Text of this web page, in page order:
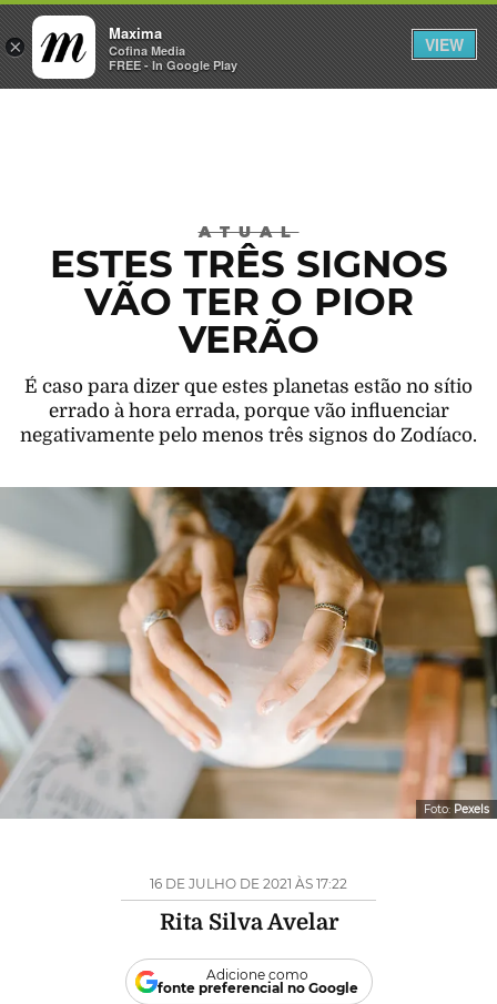
×
Maxima
Cofina Media
FREE - In Google Play
VIEW
INICIAR SESSÃO
ATUAL
ESTES TRÊS SIGNOS
VÃO TER O PIOR
VERÃO
É caso para dizer que estes planetas estão no sítio
errado à hora errada, porque vão influenciar
negativamente pelo menos três signos do Zodíaco.
Foto: Pexels
16 DE JULHO DE 2021 ÀS 17:22
Rita Silva Avelar
Adicione como
fonte preferencial no Google